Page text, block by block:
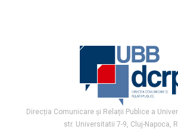
Direcția Comunicare și Relații Publice a
str. Universitatii 7-9, Cluj-Napoca,